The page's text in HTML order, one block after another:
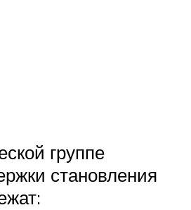
группе
становления